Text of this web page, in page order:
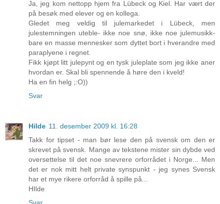
Ja, jeg kom nettopp hjem fra Lübeck og Kiel. Har vært der
på besøk med elever og en kollega.
Gledet meg veldig til julemarkedet i Lübeck, men
julestemningen uteble- ikke noe snø, ikke noe julemusikk-
bare en masse mennesker som dyttet bort i hverandre med
paraplyene i regnet.
Fikk kjøpt litt julepynt og en tysk juleplate som jeg ikke aner
hvordan er. Skal bli spennende å høre den i kveld!
Ha en fin helg ;:O))
Svar
Hilde 11. desember 2009 kl. 16:28
Takk for tipset - man bør lese den på svensk om den er
skrevet på svensk. Mange av tekstene mister sin dybde ved
oversettelse til det noe snevrere orforrådet i Norge... Men
det er nok mitt helt private synspunkt - jeg synes Svensk
har et mye rikere orforråd å spille på...
HIlde